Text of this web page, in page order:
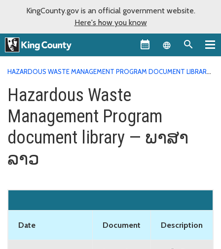
KingCounty.gov is an official government website.
Here's how you know
Language
HAZARDOUS WASTE MANAGEMENT PROGRAM DOCUMENT LIBRARY
LIBRARY — ພາສາລາວ
Hazardous Waste
Management Program
document library — ພາສາ
ລາວ
Date Document Description